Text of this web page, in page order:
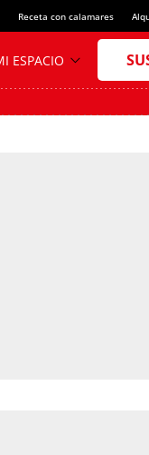
Receta con calamares